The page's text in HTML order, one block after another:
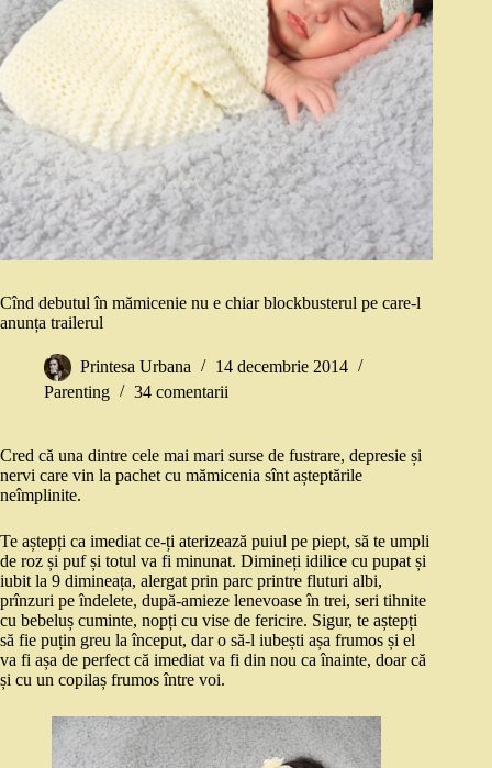
Cînd debutul în mămicenie nu e chiar blockbusterul pe care-l
anunța trailerul
Printesa Urbana
14 decembrie 2014
Parenting
34 comentarii
Cred că una dintre cele mai mari surse de fustrare, depresie și
nervi care vin la pachet cu mămicenia sînt așteptările
neîmplinite.
Te aștepți ca imediat ce-ți aterizează puiul pe piept, să te umpli
de roz și puf și totul va fi minunat. Dimineți idilice cu pupat și
iubit la 9 dimineața, alergat prin parc printre fluturi albi,
prînzuri pe îndelete, după-amieze lenevoase în trei, seri tihnite
cu bebeluș cuminte, nopți cu vise de fericire. Sigur, te aștepți
să fie puțin greu la început, dar o să-l iubești așa frumos și el
va fi așa de perfect că imediat va fi din nou ca înainte, doar că
și cu un copilaș frumos între voi.